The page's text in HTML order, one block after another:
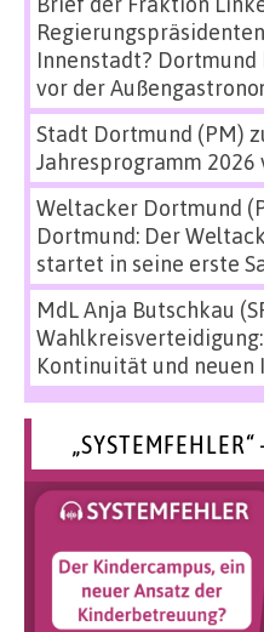
Regierungspräsidenten
Innenstadt?
vor der
Stadt Dortmund (PM)
Jahresprogramm 2026
Weltacker Dortmund
Dortmund: Der
startet in seine erste
MdL Anja Butschkau
Kontinuität und neuen